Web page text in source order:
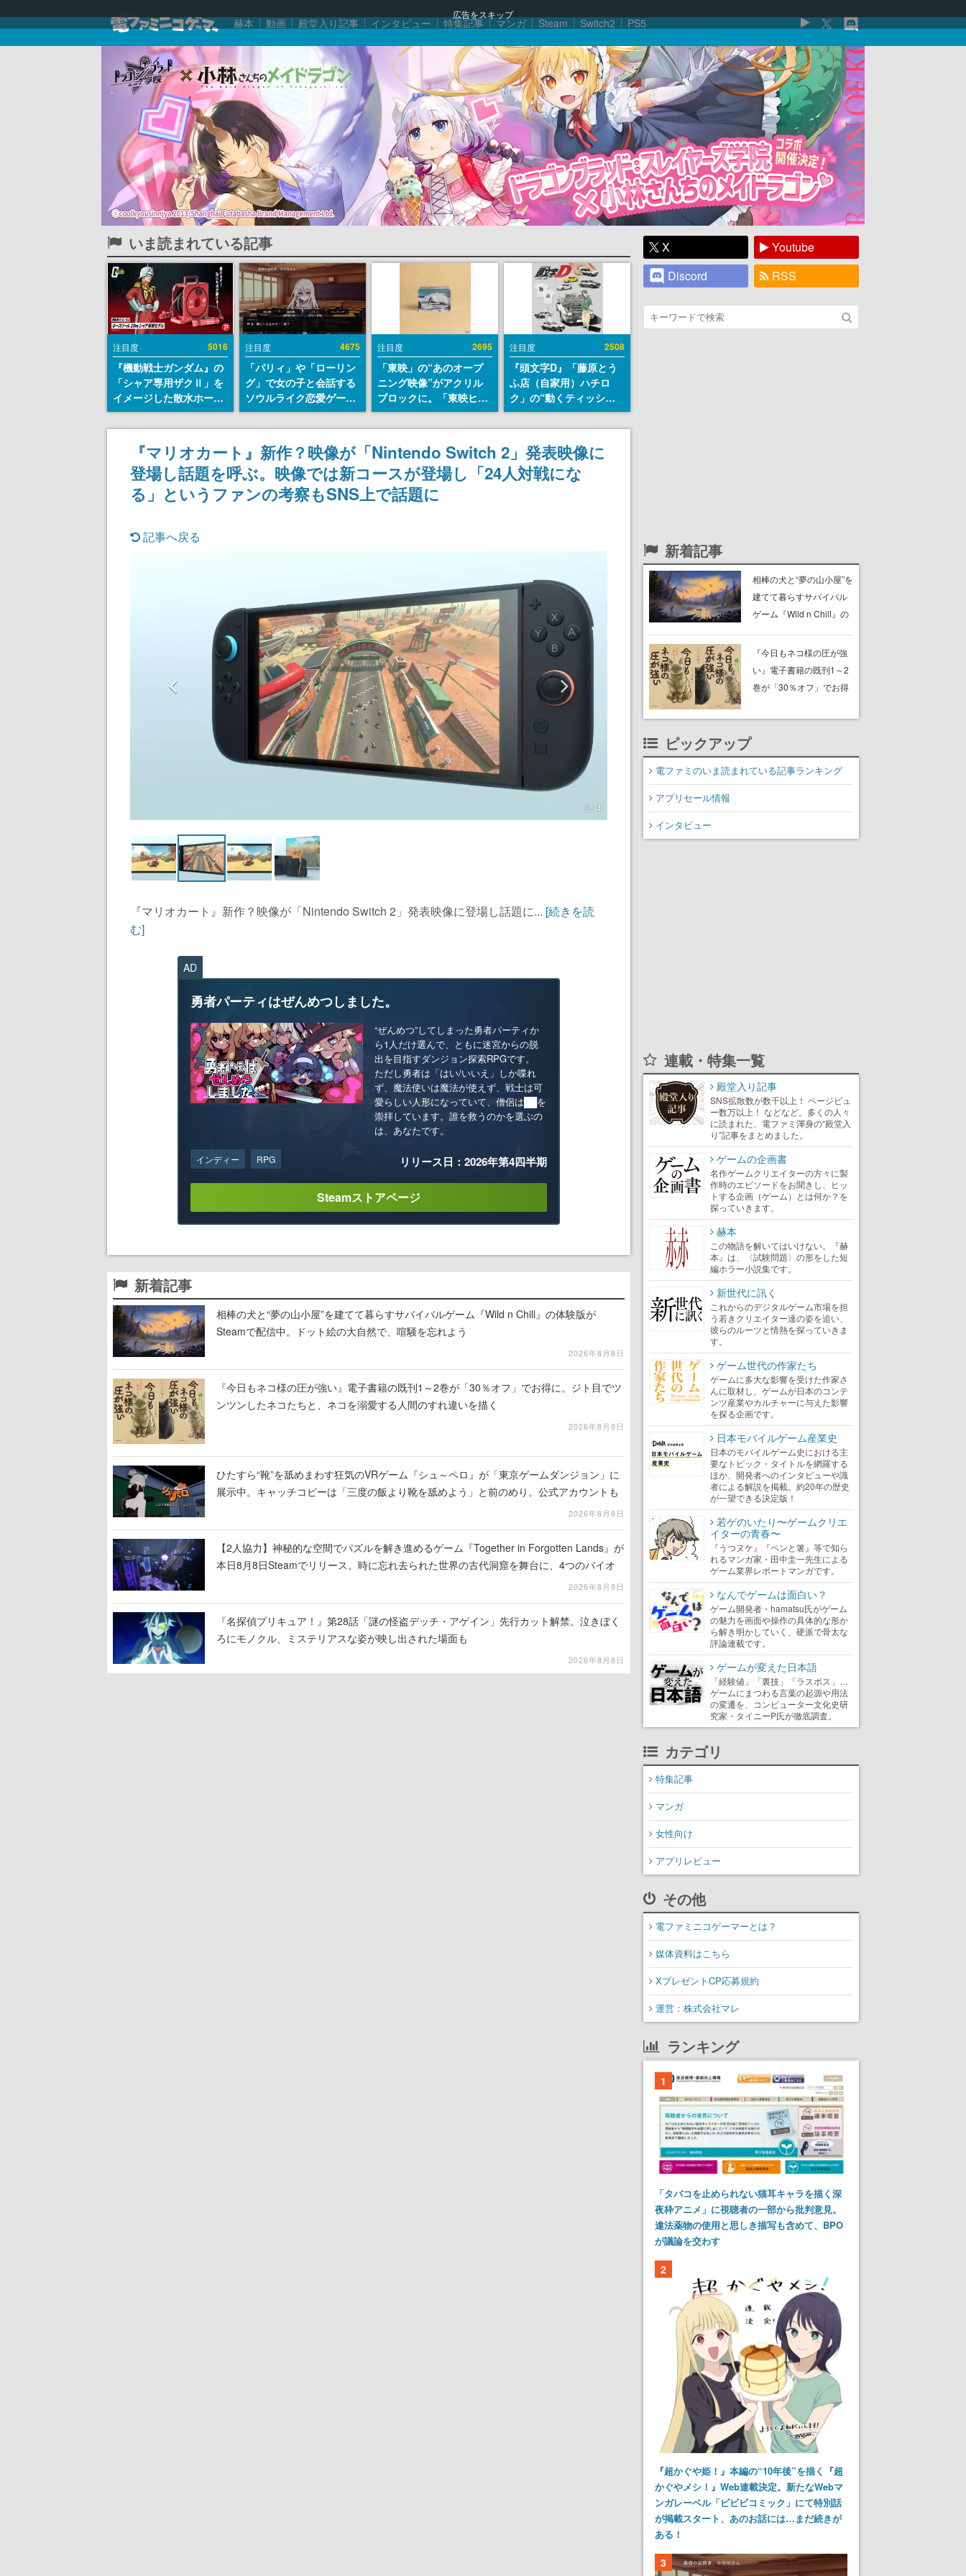
広告をスキップ
赫本 動画 殿堂入り記事 インタビュー 特集記事 マンガ Steam Switch2 PS5
いま読まれている記事
注目度 5016
『機動戦士ガンダム』の
「シャア専用ザクⅡ」を
イメージした散水ホース
リールが予約開始。本体
にはシャアのパーソナル
マークやジオン公国軍の
エンブレム、型式番号な
どを配置
注目度 4675
「パリィ」や「ローリン
グ」で女の子と会話する
ソウルライク恋愛ゲーム
『小早川さんはソウルラ
イク』無料公開。返事に
失敗すると「YOU
DIED」
注目度 2695
「東映」の“あのオープ
ニング映像”がアクリル
ブロックに。「東映ヒス
トリカル グッズコレクシ
ョン」が8月下旬より発
売
注目度 2508
『頭文字D』「藤原とう
ふ店（自家用）ハチロ
ク」の“動くティッシュ
ケース”が買えるポップ
アップショップが開催
へ。マンガの舞台である
群馬の「イオンモール高
崎」にて、8月11日から8
『マリオカート』新作？映像が「Nintendo Switch 2」発表映像に
登場し話題を呼ぶ。映像では新コースが登場し「24人対戦にな
る」というファンの考察もSNS上で話題に
記事へ戻る
2 / 4
『マリオカート』新作？映像が「Nintendo Switch 2」発表映像に登場し話題に... [続きを読
む]
AD
勇者パーティはぜんめつしました。
“ぜんめつ”してしまった勇者パーティか
ら1人だけ選んで、ともに迷宮からの脱
出を目指すダンジョン探索RPGです。
ただし勇者は「はい/いいえ」しか喋れ
ず、魔法使いは魔法が使えず、戦士は可
愛らしい人形になっていて、僧侶は██を
崇拝しています。誰を救うのかを選ぶの
は、あなたです。
インディー RPG リリース日：2026年第4四半期
Steamストアページ
新着記事
相棒の犬と“夢の山小屋”を建てて暮らすサバイバルゲーム『Wild n Chill』の体験版が
Steamで配信中。ドット絵の大自然で、喧騒を忘れよう
2026年8月8日
『今日もネコ様の圧が強い』電子書籍の既刊1～2巻が「30％オフ」でお得に。ジト目でツ
ンツンしたネコたちと、ネコを溺愛する人間のすれ違いを描く
2026年8月8日
ひたすら“靴”を舐めまわす狂気のVRゲーム『シュ～ペロ』が「東京ゲームダンジョン」に
展示中。キャッチコピーは「三度の飯より靴を舐めよう」と前のめり。公式アカウントも
2026年8月8日
【2人協力】神秘的な空間でパズルを解き進めるゲーム『Together in Forgotten Lands』が
本日8月8日Steamでリリース。時に忘れ去られた世界の古代洞窟を舞台に、4つのバイオ
2026年8月8日
『名探偵プリキュア！』第28話「謎の怪盗デッチ・アゲイン」先行カット解禁。泣きぼく
ろにモノクル、ミステリアスな姿が映し出された場面も
2026年8月8日
X
Youtube
Discord
RSS
新着記事
相棒の犬と“夢の山小屋”を
建てて暮らすサバイバル
ゲーム『Wild n Chill』の
中。ドット絵の大自然
で、喧騒を忘れよう
『今日もネコ様の圧が強
い』電子書籍の既刊1～2
巻が「30％オフ」でお得
たネコたちと、ネコを溺
描く
ピックアップ
電ファミのいま読まれている記事ランキング
アプリセール情報
インタビュー
連載・特集一覧
殿堂入り記事
SNS拡散数が数千以上！ ページビュ
ー数万以上！ などなど。多くの人々
に読まれた、電ファミ渾身の“殿堂入
り”記事をまとめました。
ゲームの企画書
名作ゲームクリエイターの方々に製
作時のエピソードをお聞きし、ヒッ
トする企画（ゲーム）とは何か？を
探っていきます。
赫本
この物語を解いてはいけない。『赫
本』は、〈試験問題〉の形をした短
編ホラー小説集です。
新世代に訊く
これからのデジタルゲーム市場を担
う若きクリエイター達の姿を追い、
彼らのルーツと情熱を探っていきま
す。
ゲーム世代の作家たち
ゲームに多大な影響を受けた作家さ
んに取材し、ゲームが日本のコンテ
ンツ産業やカルチャーに与えた影響
を探る企画です。
日本モバイルゲーム産業史
日本のモバイルゲーム史における主
要なトピック・タイトルを網羅する
ほか、開発者へのインタビューや識
者による解説を掲載。約20年の歴史
が一望できる決定版！
若ゲのいたり〜ゲームクリエ
イターの青春〜
『うつヌケ』『ペンと箸』等で知ら
れるマンガ家・田中圭一先生による
ゲーム業界レポートマンガです。
なんでゲームは面白い？
ゲーム開発者・hamatsu氏がゲーム
の魅力を画面や操作の具体的な形か
ら解き明かしていく、硬派で骨太な
評論連載です。
ゲームが変えた日本語
「経験値」「裏技」「ラスボス」…
ゲームにまつわる言葉の起源や用法
の変遷を、コンピューター文化史研
究家・タイニーP氏が徹底調査。
カテゴリ
特集記事
マンガ
女性向け
アプリレビュー
その他
電ファミニコゲーマーとは？
媒体資料はこちら
XプレゼントCP応募規約
運営：株式会社マレ
ランキング
1
「タバコを止められない猫耳キャラを描く深
夜枠アニメ」に視聴者の一部から批判意見。
違法薬物の使用と思しき描写も含めて、BPO
が議論を交わす
2
『超かぐや姫！』本編の“10年後”を描く『超
かぐやメシ！』Web連載決定。新たなWebマ
ンガレーベル「ビビビコミック」にて特別話
が掲載スタート、あのお話には…まだ続きが
ある！
3